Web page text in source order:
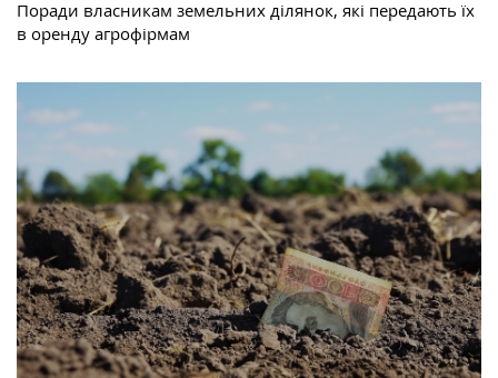
Поради власникам земельних ділянок, які передають їх
в оренду агрофірмам